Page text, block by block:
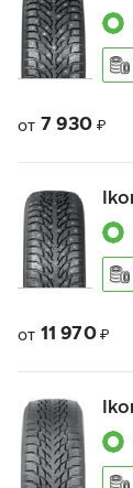
от 7 930 ₽
от 11 970 ₽